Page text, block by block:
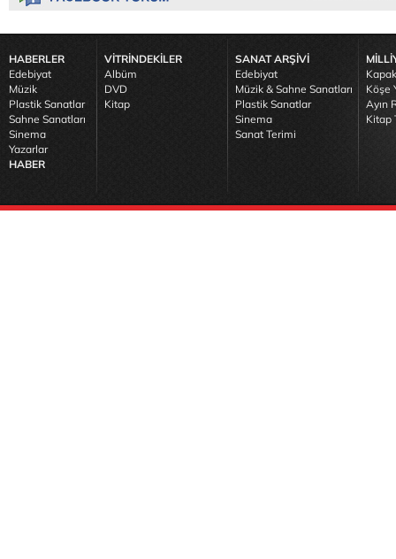
HABERLER
Edebiyat
Müzik
Plastik Sanatlar
Sahne Sanatları
Sinema
Yazarlar
HABER
VİTRİNDEKİLER
Albüm
DVD
Kitap
SANAT ARŞİVİ
Edebiyat
Müzik & Sahne Sanatları
Plastik Sanatlar
Sinema
Sanat Terimi
Köşe
Ayın
Kitap